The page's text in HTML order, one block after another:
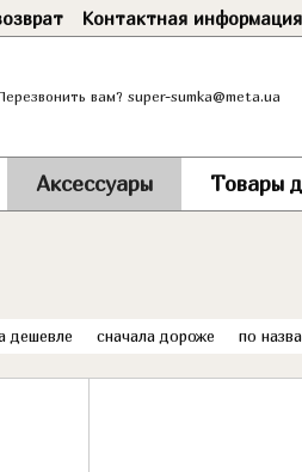
Контактная информация
вам? super-sumka@meta.ua
Аксессуары Товары
дешевле сначала дороже по